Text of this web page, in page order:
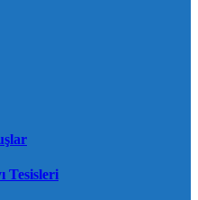
Tesisleri